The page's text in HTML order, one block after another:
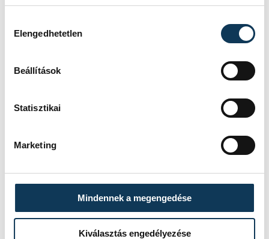
Elengedhetetlen
Beállítások
Statisztikai
Marketing
Mindennek a megengedése
Kiválasztás engedélyezése
vehir.hu